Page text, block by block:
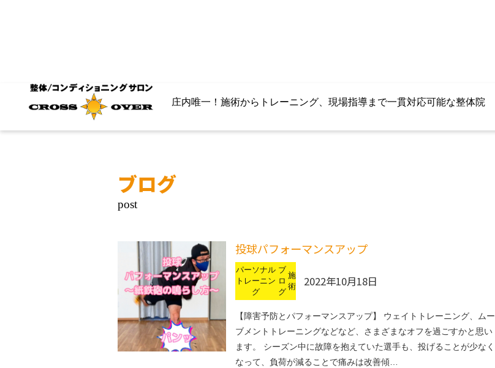
庄内唯一！施術からトレーニング、現場指導まで一貫対応可能な整体院
ブログ
投球パフォーマンスアップ
パーソナル
トレーニン
グ
ブ
ロ
グ
施
術
2022年10月18日
【障害予防とパフォーマンスアップ】 ウェイトトレーニング、ムー
ブメントトレーニングなどなど、さまざまなオフを過ごすかと思い
ます。 シーズン中に故障を抱えていた選手も、投げることが少なく
なって、負荷が減ることで痛みは改善傾…